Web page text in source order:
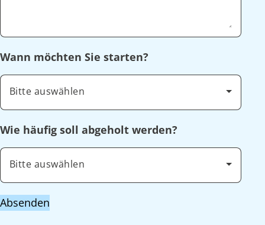
Wann möchten Sie starten?
Bitte auswählen
Wie häufig soll abgeholt werden?
Bitte auswählen
Absenden